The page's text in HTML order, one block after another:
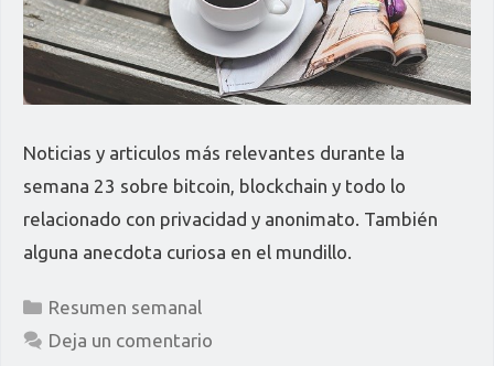
Noticias y articulos más relevantes durante la
semana 23 sobre bitcoin, blockchain y todo lo
relacionado con privacidad y anonimato. También
alguna anecdota curiosa en el mundillo.
Categorías
Resumen semanal
Deja un comentario